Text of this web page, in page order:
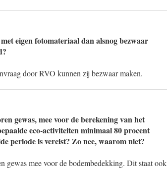
eigen fotomateriaal dan alsnog bezwaar
door RVO kunnen zij bezwaar maken.
gewas, mee voor de berekening van het
eco-activiteiten minimaal 80 procent
periode is vereist? Zo nee, waarom niet?
gewas mee voor de bodembedekking. Dit staat ook